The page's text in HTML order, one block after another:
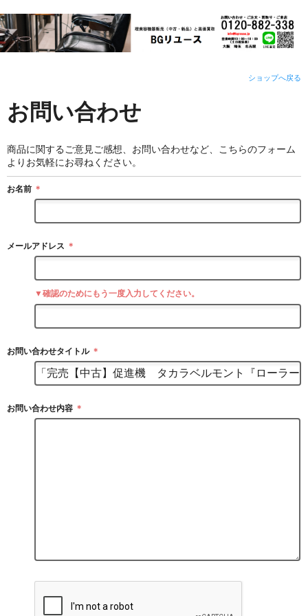
ショップへ戻る
お問い合わせ
商品に関するご意見ご感想、お問い合わせなど、こちらのフォーム
よりお気軽にお尋ねください。
お名前 ＊
メールアドレス ＊
▼確認のためにもう一度入力してください。
お問い合わせタイトル ＊
お問い合わせ内容 ＊